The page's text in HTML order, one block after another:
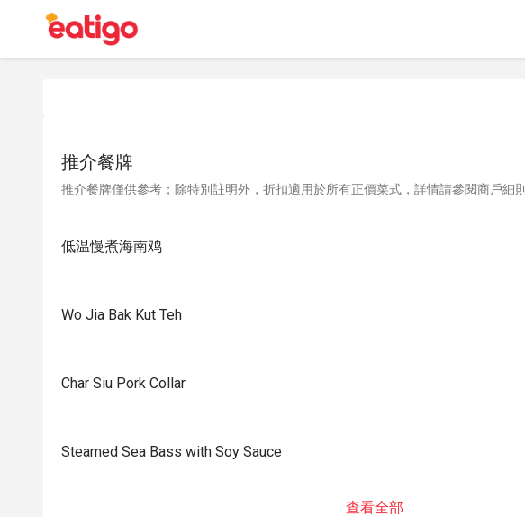
推介餐牌
推介餐牌僅供參考；除特別註明外，折扣適用於所有正價菜式，詳情請參閱商戶細則
低温慢煮海南鸡
Wo Jia Bak Kut Teh
Char Siu Pork Collar
Steamed Sea Bass with Soy Sauce
查看全部